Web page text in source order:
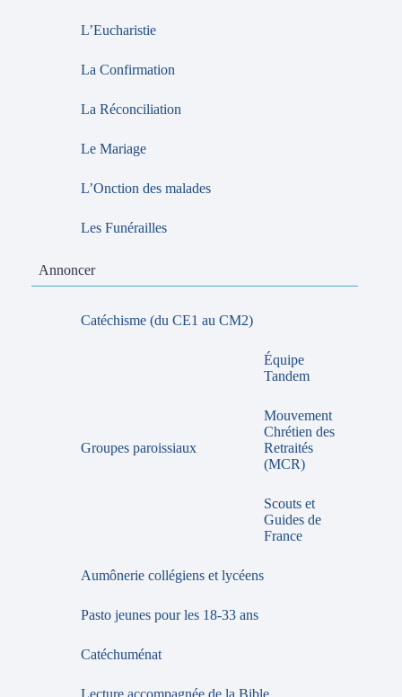
L’Eucharistie
La Confirmation
La Réconciliation
Le Mariage
L’Onction des malades
Les Funérailles
Annoncer
Catéchisme (du CE1 au CM2)
Groupes paroissiaux
Équipe
Tandem
Mouvement
Chrétien des
Retraités
(MCR)
Scouts et
Guides de
France
Aumônerie collégiens et lycéens
Pasto jeunes pour les 18-33 ans
Catéchuménat